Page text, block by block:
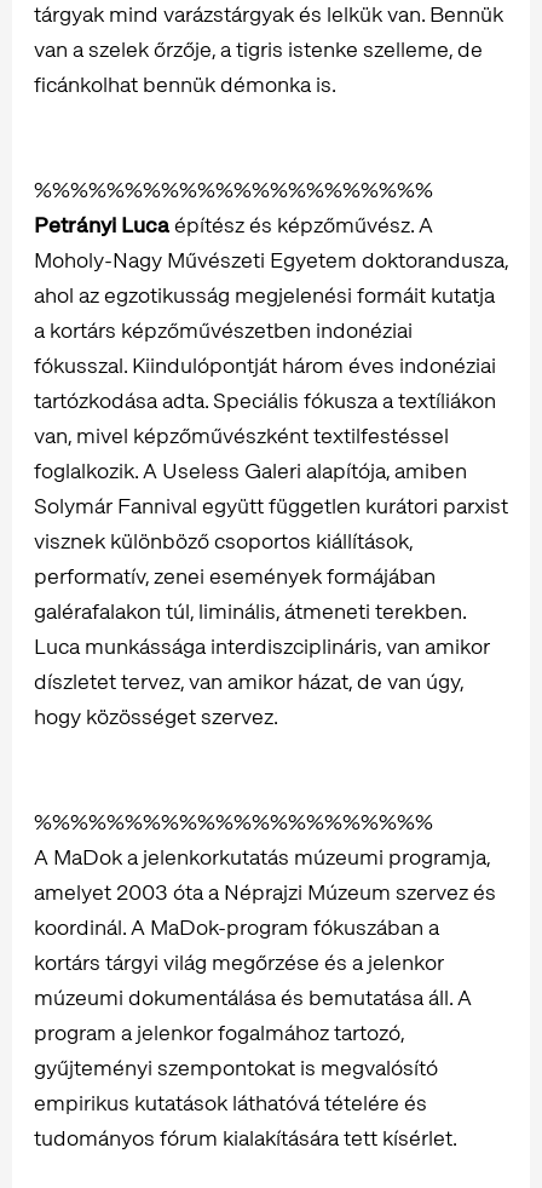
tárgyak mind varázstárgyak és lelkük van. Bennük
van a szelek őrzője, a tigris istenke szelleme, de
ficánkolhat bennük démonka is.
%%%%%%%%%%%%%%%%%%%%%%
Petrányi Lucaépítész és képzőművész. A
Moholy-Nagy Művészeti Egyetem doktorandusza,
ahol az egzotikusság megjelenési formáit kutatja
a kortárs képzőművészetben indonéziai
fókusszal. Kiindulópontját három éves indonéziai
tartózkodása adta. Speciális fókusza a textíliákon
van, mivel képzőművészként textilfestéssel
foglalkozik. A Useless Galeri alapítója, amiben
Solymár Fannival együtt független kurátori parxist
visznek különböző csoportos kiállítások,
performatív, zenei események formájában
galérafalakon túl, liminális, átmeneti terekben.
Luca munkássága interdiszciplináris, van amikor
díszletet tervez, van amikor házat, de van úgy,
hogy közösséget szervez.
%%%%%%%%%%%%%%%%%%%%%%
A MaDok a jelenkorkutatás múzeumi programja,
amelyet 2003 óta a Néprajzi Múzeum szervez és
koordinál. A MaDok-program fókuszában a
kortárs tárgyi világ megőrzése és a jelenkor
múzeumi dokumentálása és bemutatása áll. A
program a jelenkor fogalmához tartozó,
gyűjteményi szempontokat is megvalósító
empirikus kutatások láthatóvá tételére és
tudományos fórum kialakítására tett kísérlet.